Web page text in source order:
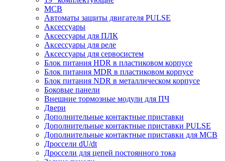
MCB
Автоматы защиты двигателя PULSE
Аксессуары
Аксессуары для ПЛК
Аксессуары для реле
Аксессуары для сервосистем
Блок питания HDR в пластиковом корпусе
Блок питания MDR в пластиковом корпусе
Блок питания NDR в металлическом корпусе
Боковые панели
Внешние тормозные модули для ПЧ
Двери
Дополнительные контактные приставки
Дополнительные контактные приставки PULSE
Дополнительные контактные приставки для MCB
Дроссели dU/dt
Дроссели для цепей постоянного тока